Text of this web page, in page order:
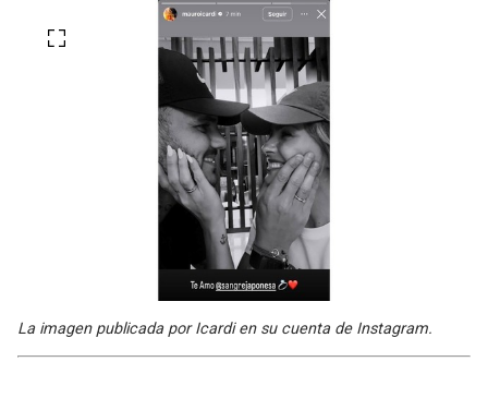
La imagen publicada por Icardi en su cuenta de Instagram.